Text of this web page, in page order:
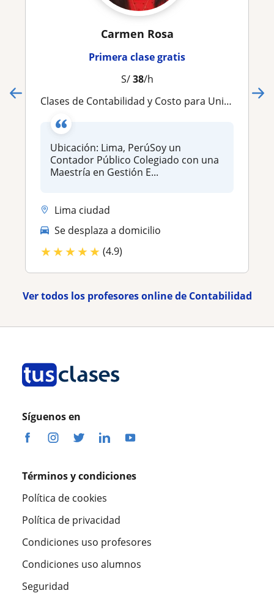
Carmen Rosa
Primera clase gratis
S/38/h
Clases de Contabilidad y Costo para Universitarios, no Contadores y Alumnos de instituto.Full Practicas
Ubicación: Lima, PerúSoy un
Contador Público Colegiado con una
Maestría en Gestión E...
Lima ciudad
Se desplaza a domicilio
★★★★★ (4.9)
Ver todos los profesores online de Contabilidad
Síguenos en
Términos y condiciones
Política de cookies
Política de privacidad
Condiciones uso profesores
Condiciones uso alumnos
Seguridad